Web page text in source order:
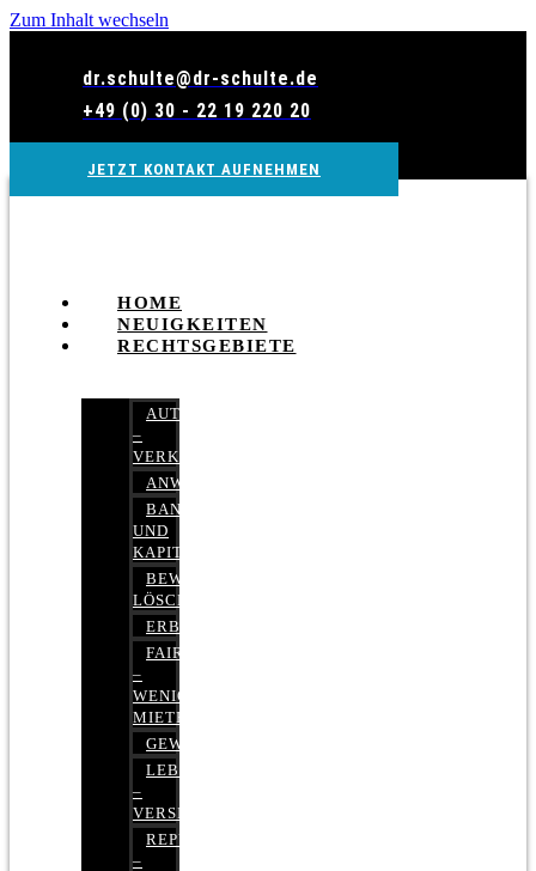
Zum Inhalt wechseln
dr.schulte@dr-schulte.de
+49 (0) 30 - 22 19 220 20
JETZT KONTAKT AUFNEHMEN
HOME
NEUIGKEITEN
RECHTSGEBIETE
AUTOBETRUG
–
VERKEHRSRECHT
ANWALTSHAFTUNGSRECHT
BANK-
UND
KAPITALMARKTRECHT
BEWERTUNGEN
LÖSCHEN
ERBRECHT
FAIRMIETEN
–
WENIGER
MIETE
GEWERBERECHT
LEBENSVERSICHERUNG
–
VERSICHERUNGSRECHT
REPUTATIONSRECHT
–